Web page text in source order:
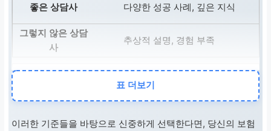
다양한 성공 사례, 깊은 지식
추상적 설명, 경험 부족
소통
표 더보기
이러한 기준들을 바탕으로 신중하게 선택한다면, 당신의 보험